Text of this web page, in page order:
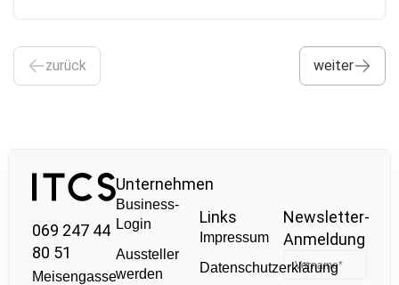
zurück weiter
069 247 44
80 51
Meisengasse
Unternehmen
Business-
Login
Aussteller
werden
Links
Impressum
Datenschutzerklärung
Newsletter-
Anmeldung